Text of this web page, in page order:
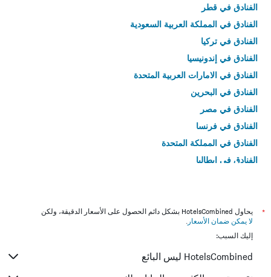
الفنادق في قطر
الفنادق في المملكة العربية السعودية
الفنادق في تركيا
الفنادق في إندونيسيا
الفنادق في الامارات العربية المتحدة
الفنادق في البحرين
الفنادق في مصر
الفنادق في فرنسا
الفنادق في المملكة المتحدة
الفنادق في إيطاليا
*
يحاول HotelsCombined بشكل دائم الحصول على الأسعار الدقيقة، ولكن
لا يمكن ضمان الأسعار .
إليك السبب:
HotelsCombined ليس البائع